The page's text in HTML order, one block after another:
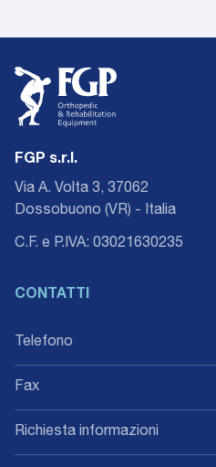
FGP s.r.l.
Via A. Volta 3, 37062
Dossobuono (VR) - Italia
C.F. e P.IVA: 03021630235
CONTATTI
Telefono
Fax
Richiesta informazioni